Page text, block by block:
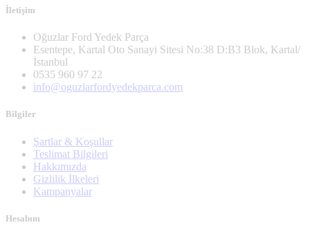
İletişim
Oğuzlar Ford Yedek Parça
Esentepe, Kartal Oto Sanayi Sitesi No:38 D:B3 Blok, Kartal/
İstanbul
0535 960 97 22
info@oguzlarfordyedekparca.com
Bilgiler
Şartlar & Koşullar
Teslimat Bilgileri
Hakkımızda
Gizlilik İlkeleri
Kampanyalar
Hesabım